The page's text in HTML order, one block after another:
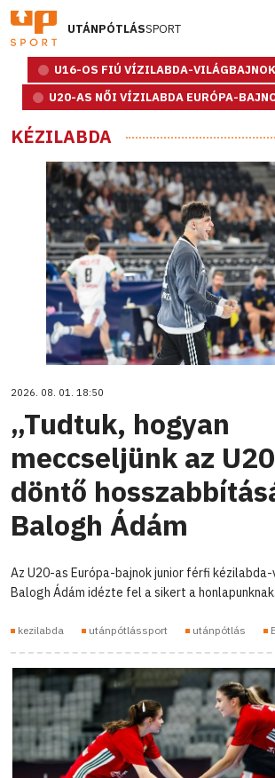
UTÁNPÓTLÁSSPORT
U16-OS FIÚ VÍZILABDA-
U20-AS NŐI VÍZILABDA EURÓPA-
KÉZILABDA
2026. 08. 01. 18:50
„Tudtuk, hogyan
meccseljünk az
döntő
Balogh Ádám
Az U20-as Európa-bajnok junior férfi
Balogh Ádám idézte fel a sikert a honlapunknak.
kezilabda utánpótlássport utánpótlás